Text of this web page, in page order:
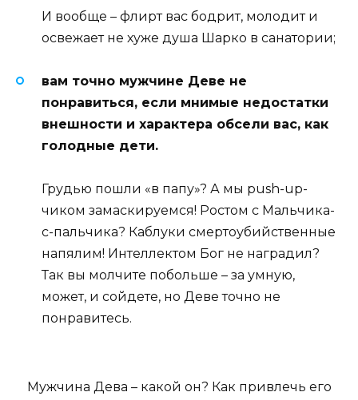
И вообще – флирт вас бодрит, молодит и
освежает не хуже душа Шарко в санатории;
вам точно мужчине Деве не
понравиться, если мнимые недостатки
внешности и характера обсели вас, как
голодные дети.
Грудью пошли «в папу»? А мы push-up-
чиком замаскируемся! Ростом с Мальчика-
с-пальчика? Каблуки смертоубийственные
напялим! Интеллектом Бог не наградил?
Так вы молчите побольше – за умную,
может, и сойдете, но Деве точно не
понравитесь.
Мужчина Дева – какой он? Как привлечь его